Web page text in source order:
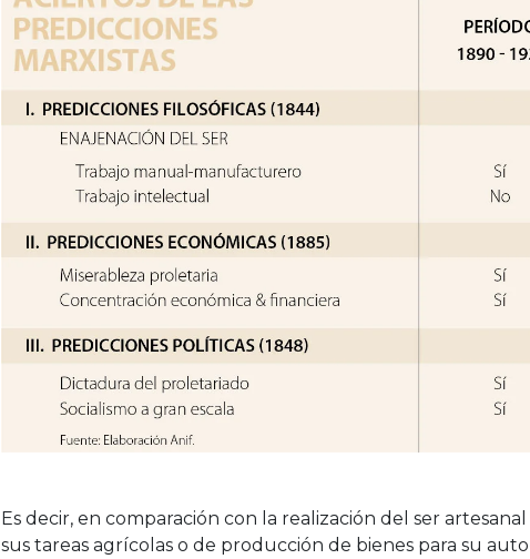
Es decir, en comparación con la realización del ser
sus tareas agrícolas o de producción de bienes para su